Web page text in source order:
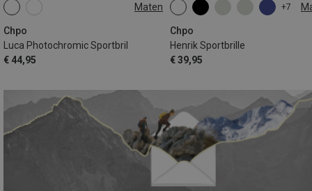
Maten
Chpo
Luca Photochromic Sportbril
€ 44,95
L
+7
Chpo
Henrik Sportbrille
€ 39,95
L